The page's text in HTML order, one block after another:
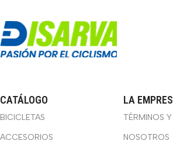
CATÁLOGO
BICICLETAS
ACCESORIOS
LA
TÉRMINOS
NOSOTROS